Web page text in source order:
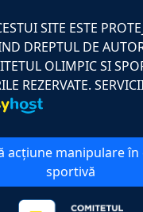
SITE ESTE
DREPTUL DE
OLIMPIC SI
REZERVATE.
acțiune manipulare
sportivă